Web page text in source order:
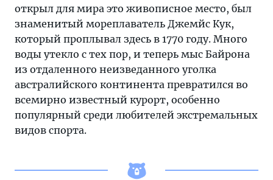
открыл для мира это живописное место, был
знаменитый мореплаватель Джемйс Кук,
который проплывал здесь в 1770 году. Много
воды утекло с тех пор, и теперь мыс Байрона
из отдаленного неизведанного уголка
австралийского континента превратился во
всемирно известный курорт, особенно
популярный среди любителей экстремальных
видов спорта.